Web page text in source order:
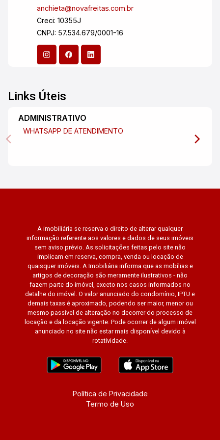
apartamento que pode ser seu novo lar!
anchieta@novafreitas.com.br
Creci: 10355J
CNPJ: 57.534.679/0001-16
Links Úteis
ADMINISTRATIVO
WHATSAPP DE ATENDIMENTO
A imobiliária se reserva o direito de alterar qualquer
informação referente aos valores e dados de seus imóveis
sem aviso prévio. As solicitações feitas pelo site não
implicam em reserva, compra, venda ou locação de
quaisquer imóveis. A Imobiliária informa que as mobílias e
artigos de decoração são meramente ilustrativos - não
fazem parte do imóvel, exceto nos casos informados no
detalhe do imóvel. O valor anunciado do condomínio, IPTU e
demais taxas é aproximado, podendo ser maior, menor ou
mesmo passível de alteração no decorrer do processo de
locação e da locação vigente. Pode ocorrer de algum imóvel
anunciado no site não estar mais disponível devido à
rotatividade.
Política de Privacidade
Termo de Uso